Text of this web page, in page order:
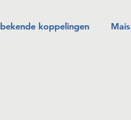
bekende koppelingen Mais